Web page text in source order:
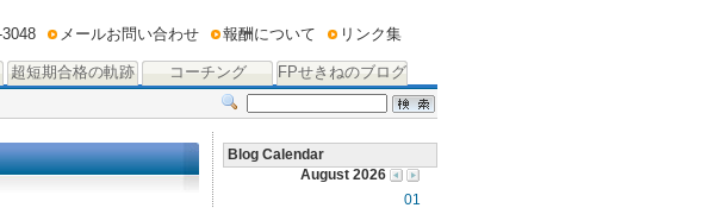
超短期合格の軌跡 コーチング FPせきねのブログ
メールお問い合わせ 報酬について リンク集
Blog Calendar
August 2026
01